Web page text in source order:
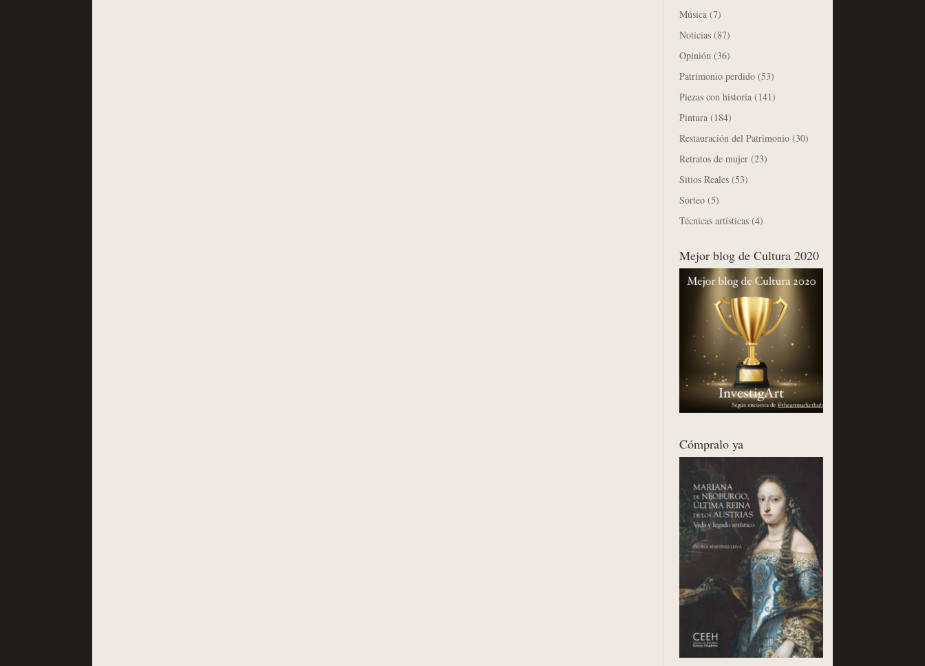
Música (7)
Noticias (87)
Opinión (36)
Patrimonio perdido (53)
Piezas con historia (141)
Pintura (184)
Restauración del Patrimonio (30)
Retratos de mujer (23)
Sitios Reales (53)
Sorteo (5)
Técnicas artísticas (4)
Mejor blog de Cultura 2020
Cómpralo ya